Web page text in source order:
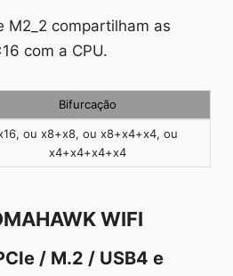
M2_2 compartilham as
com a CPU.
Bifurcação
ou x8+x8, ou x8+x4+x4, ou
x4+x4+x4+x4
WIFI
/ M.2 / USB4 e